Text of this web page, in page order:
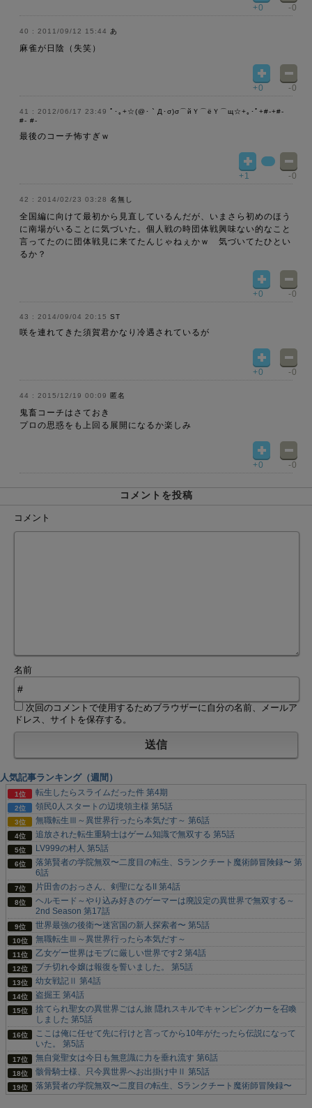
+0 -0
2011/09/12 15:44 あ
麻雀が日陰（失笑）
+0 -0
2012/06/17 23:49 ﾟ･｡+☆(@･｀Д･σ)σ⌒йＹ⌒ёＹ⌒щ☆+｡･ﾟ+#-+#-
#- #-
最後のコーチ怖すぎｗ
+1 -0
2014/02/23 03:28 名無し
全国編に向けて最初から見直しているんだが、いまさら初めのほう
に南場がいることに気づいた。個人戦の時団体戦興味ない的なこと
言ってたのに団体戦見に来てたんじゃねぇかｗ 気づいてたひとい
るか？
+0 -0
2014/09/04 20:15 ST
咲を連れてきた須賀君かなり冷遇されているが
+0 -0
2015/12/19 00:09 匿名
鬼畜コーチはさておき
プロの思惑をも上回る展開になるか楽しみ
+0 -0
コメントを投稿
コメント
名前
次回のコメントで使用するためブラウザーに自分の名前、メールア
ドレス、サイトを保存する。
人気記事ランキング（週間）
転生したらスライムだった件 第4期
領民0人スタートの辺境領主様 第5話
無職転生Ⅲ～異世界行ったら本気だす～ 第6話
追放された転生重騎士はゲーム知識で無双する 第5話
LV999の村人 第5話
落第賢者の学院無双〜二度目の転生、Sランクチート魔術師冒険録〜 第
6話
片田舎のおっさん、剣聖になるII 第4話
ヘルモード～やり込み好きのゲーマーは廃設定の異世界で無双する～
2nd Season 第17話
世界最強の後衛〜迷宮国の新人探索者〜 第5話
無職転生Ⅲ～異世界行ったら本気だす～
乙女ゲー世界はモブに厳しい世界です2 第4話
ブチ切れ令嬢は報復を誓いました。 第5話
幼女戦記Ⅱ 第4話
盗掘王 第4話
捨てられ聖女の異世界ごはん旅 隠れスキルでキャンピングカーを召喚
しました 第5話
ここは俺に任せて先に行けと言ってから10年がたったら伝説になって
いた。 第5話
無自覚聖女は今日も無意識に力を垂れ流す 第6話
骸骨騎士様、只今異世界へお出掛け中Ⅱ 第5話
落第賢者の学院無双〜二度目の転生、Sランクチート魔術師冒険録〜